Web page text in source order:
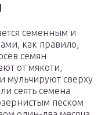
семенным и
как правило,
семян
от мякоти,
мульчируют сверху
сеять семена
песком